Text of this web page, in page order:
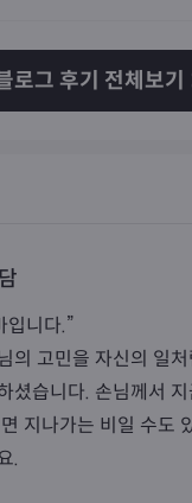
로그 후기 전체보기
입니다.”
의 고민을 자신의 일
셨습니다. 손님께서
지나가는 비일 수도
.